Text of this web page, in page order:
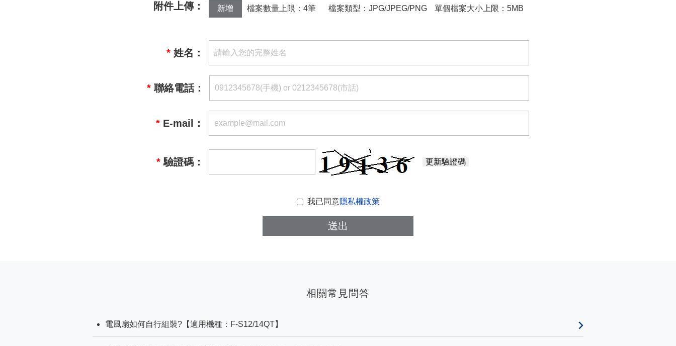
附件上傳： 新增 檔案數量上限：4筆 檔案類型：JPG/JPEG/PNG 單個檔案大小上限：5MB
* 姓名：
* 聯絡電話：
* E-mail：
* 驗證碼： 更新驗證碼
我已同意隱私權政策
送出
相關常見問答
電風扇如何自行組裝?【適用機種：F-S12/14QT】